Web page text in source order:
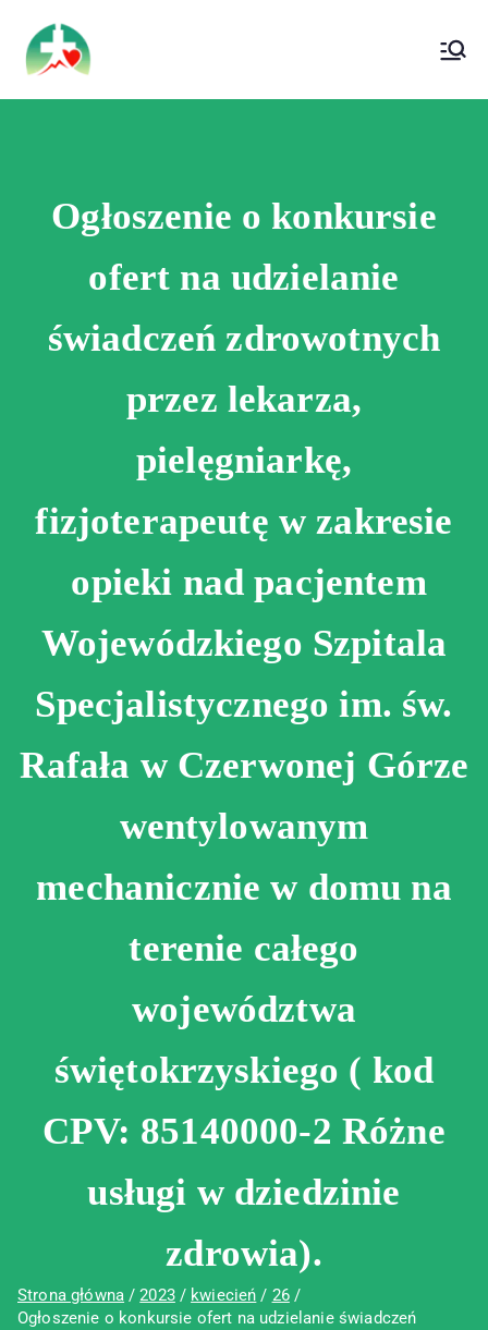
Wojewódzki Szpital Specjalistyczny im.
Św. Rafała w Czerwonej Górze
Ogłoszenie o konkursie
ofert na udzielanie
świadczeń zdrowotnych
przez lekarza,
pielęgniarkę,
fizjoterapeutę w zakresie
opieki nad pacjentem
Wojewódzkiego Szpitala
Specjalistycznego im. św.
Rafała w Czerwonej Górze
wentylowanym
mechanicznie w domu na
terenie całego
województwa
świętokrzyskiego ( kod
CPV: 85140000-2 Różne
usługi w dziedzinie
zdrowia).
Strona główna 2023 kwiecień
26
Ogłoszenie o konkursie ofert na udzielanie świadczeń